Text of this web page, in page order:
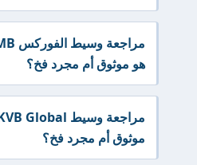
هو موثوق أم مجرد فخ؟
موثوق أم مجرد فخ؟